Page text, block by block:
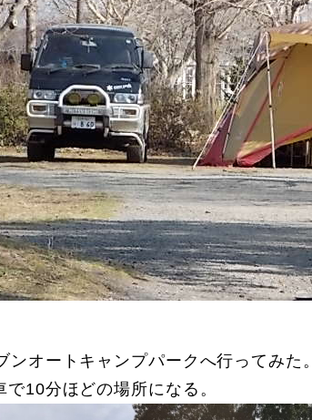
ンオートキャンプパークへ行ってみた。
10分ほどの場所になる。